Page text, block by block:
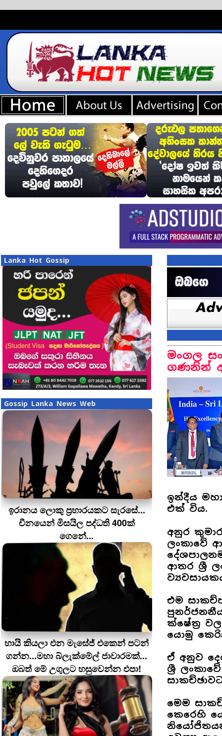
Lanka Hot Gossip
Gossip Lanka News Web
ඉරානය ලොකු ප‍්‍රහාරයකට සැරසේ...
චීනයෙන් මිසයිල පද්ධති 400ක්
ගෙනේ...
හායි කියලා එන මැසේජ් එකෙන් පටන්
ගන්න...මහා බ්ලැක්මේල් ජාවාරමක්...
ඔබත් මේ උගුලට හසුවෙන්න එපා!
මංගල
ගණනින්
ඉන්දීය
එක් විය.
අනුර
ලංකාවේ
ආතර ශ්‍රී
එම
ක්ෂේත්‍ර
යොමු
ඒ අනුව
ශ්‍රී
මෙම
කෙරෙහි